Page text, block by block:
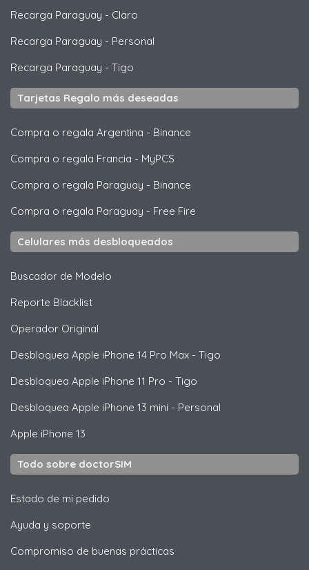
Recarga Paraguay - Claro
Recarga Paraguay - Personal
Recarga Paraguay - Tigo
Tarjetas Regalo más deseadas
Compra o regala Argentina - Binance
Compra o regala Francia - MyPCS
Compra o regala Paraguay - Binance
Compra o regala Paraguay - Free Fire
Celulares más desbloqueados
Buscador de Modelo
Reporte Blacklist
Operador Original
Desbloquea Apple iPhone 14 Pro Max - Tigo
Desbloquea Apple iPhone 11 Pro - Tigo
Desbloquea Apple iPhone 13 mini - Personal
Apple iPhone 13
Todo sobre doctorSIM
Estado de mi pedido
Ayuda y soporte
Compromiso de buenas prácticas